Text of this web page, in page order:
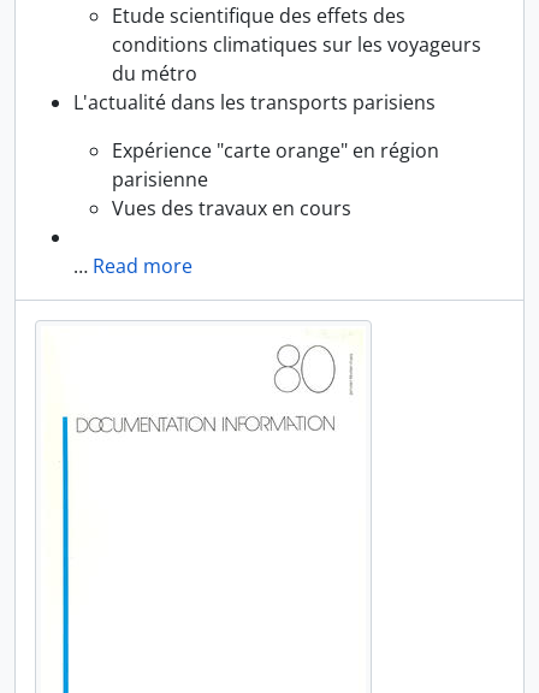
Etude scientifique des effets des
conditions climatiques sur les voyageurs
du métro
L'actualité dans les transports parisiens
Expérience "carte orange" en région
parisienne
Vues des travaux en cours
… Read more